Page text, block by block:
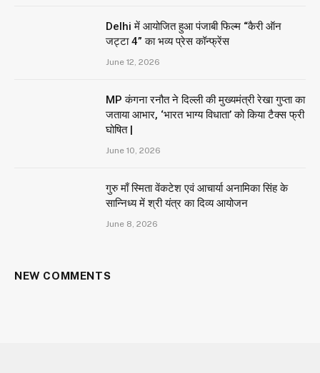
Delhi में आयोजित हुआ पंजाबी फिल्म “कैरी ऑन
जट्टा 4” का भव्य प्रेस कॉन्फ्रेंस
June 12, 2026
MP कंगना रनौत ने दिल्ली की मुख्यमंत्री रेखा गुप्ता का
जताया आभार, ‘भारत भाग्य विधाता’ को किया टैक्स फ्री
घोषित |
June 10, 2026
गुरु माँ स्मिता वेंकटेश एवं आचार्या अनामिका सिंह के
सान्निध्य में श्री यंत्र का दिव्य आयोजन
June 8, 2026
NEW COMMENTS